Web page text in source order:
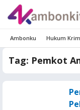
Ambonku Hukum
Tag: Pemkot